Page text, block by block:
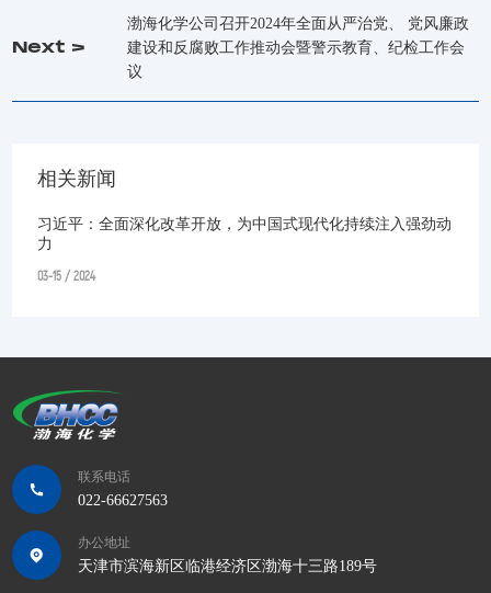
Next >
渤海化学公司召开2024年全面从严治党、 党风廉政
建设和反腐败工作推动会暨警示教育、纪检工作会
议
相关新闻
习近平：全面深化改革开放，为中国式现代化持续注入强劲动
力
03-15 / 2024
联系电话
022-66627563
办公地址
天津市滨海新区临港经济区渤海十三路189号